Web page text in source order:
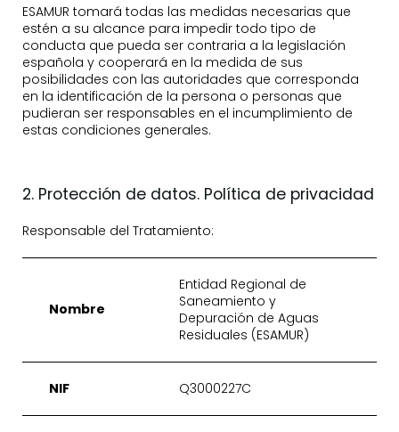
ESAMUR tomará todas las medidas necesarias que
estén a su alcance para impedir todo tipo de
conducta que pueda ser contraria a la legislación
española y cooperará en la medida de sus
posibilidades con las autoridades que corresponda
en la identificación de la persona o personas que
pudieran ser responsables en el incumplimiento de
estas condiciones generales.
2. Protección de datos. Política de privacidad
Responsable del Tratamiento:
Nombre
Entidad Regional de
Saneamiento y
Depuración de Aguas
Residuales (ESAMUR)
NIF Q3000227C